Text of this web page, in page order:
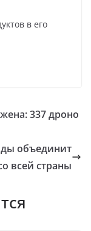
в его
337 дроно
объединит
всей страны